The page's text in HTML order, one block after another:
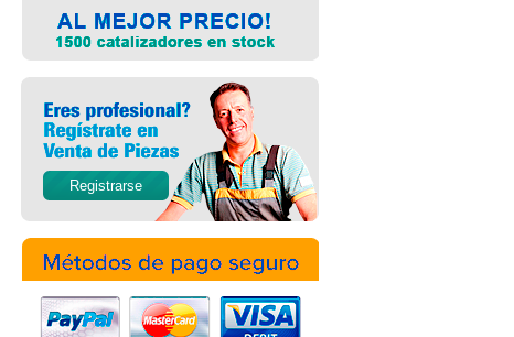
Registrarse